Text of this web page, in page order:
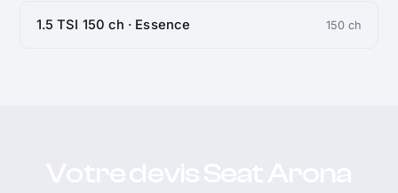
1.5 TSI 150 ch · Essence 150 ch